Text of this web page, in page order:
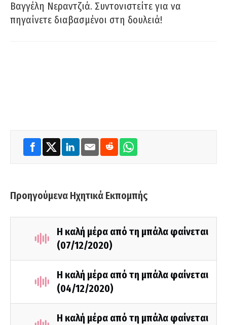
Βαγγέλη Νεραντζιά. Συντονιστείτε για να
πηγαίνετε διαβασμένοι στη δουλειά!
Προηγούμενα Ηχητικά Εκπομπής
Η καλή μέρα από τη μπάλα φαίνεται
(07/12/2020)
Η καλή μέρα από τη μπάλα φαίνεται
(04/12/2020)
Η καλή μέρα από τη μπάλα φαίνεται